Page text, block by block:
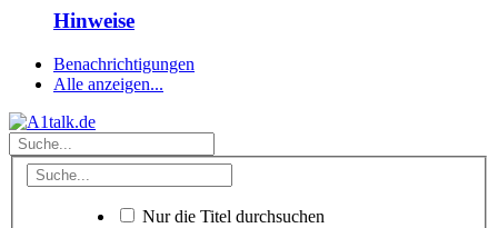
Hinweise
Benachrichtigungen
Alle anzeigen...
Nur die Titel durchsuchen